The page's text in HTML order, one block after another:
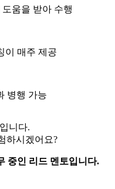
움을 받아 수행
이 매주 제공
병행 가능
니다.
하시겠어요?
중인 리드 멘토입니다.